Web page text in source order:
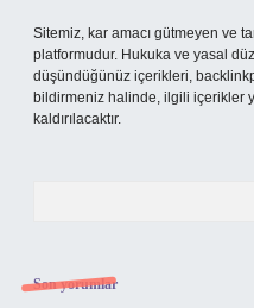
Sitemiz, kar amacı gütmeyen ve
platformudur. Hukuka ve yasal
düşündüğünüz içerikleri,
bildirmeniz halinde, ilgili içerikler
kaldırılacaktır.
Son yorumlar